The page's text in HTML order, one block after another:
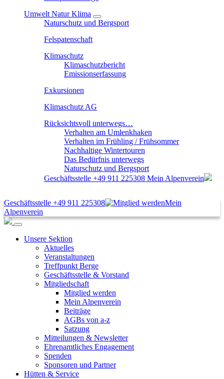
Umwelt Natur Klima
Naturschutz und Bergsport
Felspatenschaft
Klimaschutz
Klimaschutzbericht
Emissionserfassung
Exkursionen
Klimaschutz AG
Rücksichtsvoll unterwegs…
Verhalten am Umlenkhaken
Verhalten im Frühling / Frühsommer
Nachhaltige Wintertouren
Das Bedürfnis unterwegs
Naturschutz und Bergsport
Geschäftsstelle +49 911 225308 Mein Alpenverein
Geschäftsstelle +49 911 225308
Mein
Alpenverein
Unsere Sektion
Aktuelles
Veranstaltungen
Treffpunkt Berge
Geschäftsstelle & Vorstand
Mitgliedschaft
Mitglied werden
Mein Alpenverein
Beiträge
AGBs von a-z
Satzung
Mitteilungen & Newsletter
Ehrenamtliches Engagement
Spenden
Sponsoren und Partner
Hütten & Service